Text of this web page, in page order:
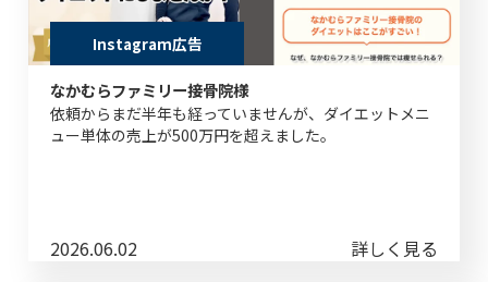
Instagram広告
なかむらファミリー接骨院様
依頼からまだ半年も経っていませんが、ダイエットメニ
ュー単体の売上が500万円を超えました。
2026.06.02 詳しく見る